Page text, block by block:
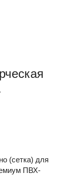
(сетка) для
ПВХ-